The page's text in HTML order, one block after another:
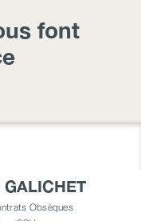
font
GALICHET
Obsèques